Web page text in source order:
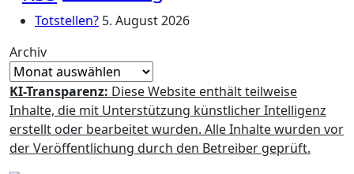
Totstellen? 5. August 2026
Archiv
KI-Transparenz: Diese Website enthält teilweise
Inhalte, die mit Unterstützung künstlicher Intelligenz
erstellt oder bearbeitet wurden. Alle Inhalte wurden vor
der Veröffentlichung durch den Betreiber geprüft.